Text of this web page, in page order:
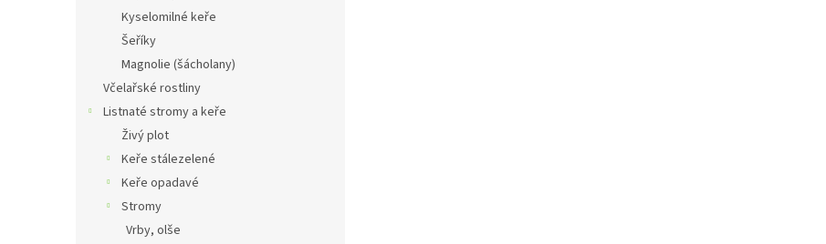
Kyselomilné keře
Šeříky
Magnolie (šácholany)
Včelařské rostliny
Listnaté stromy a keře
Živý plot
Keře stálezelené
Keře opadavé
Stromy
Vrby, olše